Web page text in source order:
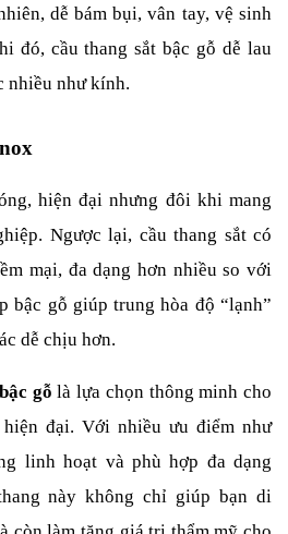
dễ bám bụi, vân tay, vệ sinh
đó, cầu thang sắt bậc gỗ dễ lau
nhiều như kính.
hiện đại nhưng đôi khi mang
Ngược lại, cầu thang sắt có
mại, đa dạng hơn nhiều so với
bậc gỗ giúp trung hòa độ “lạnh”
dễ chịu hơn.
gỗ là lựa chọn thông minh cho
đại. Với nhiều ưu điểm như
linh hoạt và phù hợp đa dạng
này không chỉ giúp bạn di